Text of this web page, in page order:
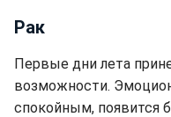
Рак
Первые дни лета
возможности.
спокойным, появится